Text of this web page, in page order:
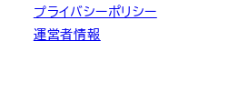
プライバシーポリシー
運営者情報